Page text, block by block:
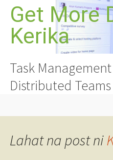
Lumaktaw
nilalaman
Get More
Kerika
Task
Distributed Teams
Lahat na post ni